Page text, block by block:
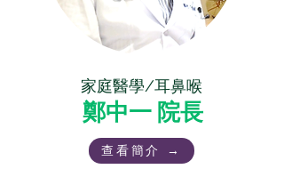
家庭醫學/耳鼻喉
鄭中一 院長
查看簡介 →